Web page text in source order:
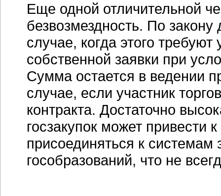
Еще одной отличительной
безвозмездность. По
случае, когда этого
собственной заявки при
Сумма остается в ведении
случае, если участник
контракта. Достаточно
госзакупок может привести
присоединяться к системам
гособразований, что не